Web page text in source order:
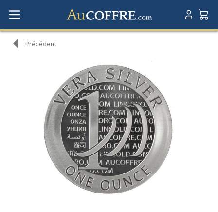
Précédent